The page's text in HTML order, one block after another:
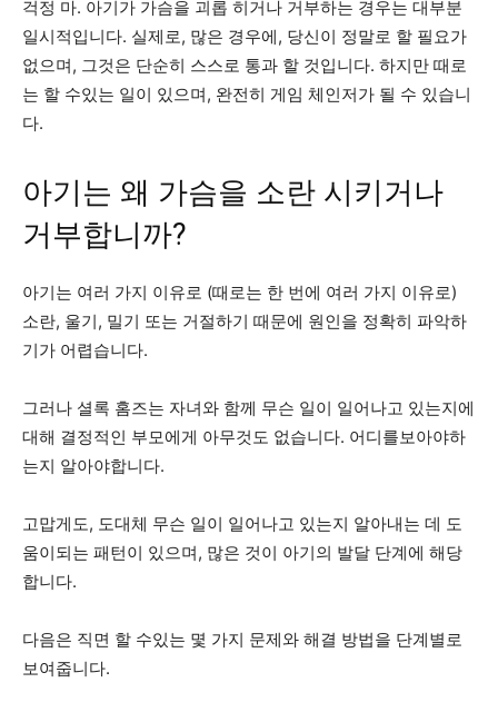
걱정 마. 아기가 가슴을 괴롭 히거나 거부하는 경우는 대부분
일시적입니다. 실제로, 많은 경우에, 당신이 정말로 할 필요가
없으며, 그것은 단순히 스스로 통과 할 것입니다. 하지만 때로
는 할 수있는 일이 있으며, 완전히 게임 체인저가 될 수 있습니
다.
아기는 왜 가슴을 소란 시키거나
거부합니까?
아기는 여러 가지 이유로 (때로는 한 번에 여러 가지 이유로)
소란, 울기, 밀기 또는 거절하기 때문에 원인을 정확히 파악하
기가 어렵습니다.
그러나 셜록 홈즈는 자녀와 함께 무슨 일이 일어나고 있는지에
대해 결정적인 부모에게 아무것도 없습니다. 어디를보아야하
는지 알아야합니다.
고맙게도, 도대체 무슨 일이 일어나고 있는지 알아내는 데 도
움이되는 패턴이 있으며, 많은 것이 아기의 발달 단계에 해당
합니다.
다음은 직면 할 수있는 몇 가지 문제와 해결 방법을 단계별로
보여줍니다.